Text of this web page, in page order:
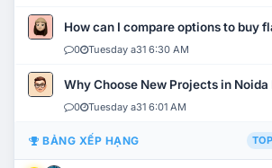
How can I compare options to buy
0 Tuesday a31 6:30 AM
Why Choose New Projects in Noida
0 Tuesday a31 6:01 AM
BẢNG XẾP HẠNG